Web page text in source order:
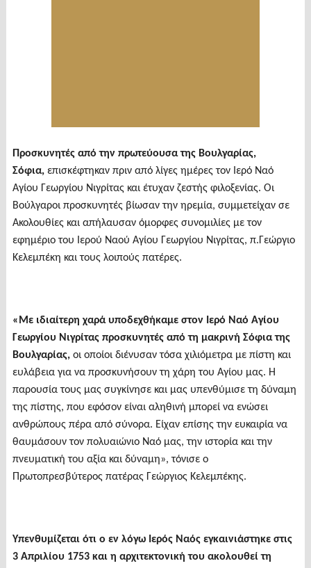
Προσκυνητές από την πρωτεύουσα της Βουλγαρίας,
Σόφια,επισκέφτηκαν πριν από λίγες ημέρες τον Ιερό Ναό
Αγίου Γεωργίου Νιγρίτας και έτυχαν ζεστής φιλοξενίας. Οι
Βούλγαροι προσκυνητές βίωσαν την ηρεμία, συμμετείχαν σε
Ακολουθίες και απήλαυσαν όμορφες συνομιλίες με τον
εφημέριο του Ιερού Ναού Αγίου Γεωργίου Νιγρίτας, π.Γεώργιο
Κελεμπέκη και τους λοιπούς πατέρες.
«Με ιδιαίτερη χαρά υποδεχθήκαμε στον Ιερό Ναό Αγίου
Γεωργίου Νιγρίτας προσκυνητές από τη μακρινή Σόφια της
Βουλγαρίας,οι οποίοι διένυσαν τόσα χιλιόμετρα με πίστη και
ευλάβεια για να προσκυνήσουν τη χάρη του Αγίου μας. Η
παρουσία τους μας συγκίνησε και μας υπενθύμισε τη δύναμη
της πίστης, που εφόσον είναι αληθινή μπορεί να ενώσει
ανθρώπους πέρα από σύνορα. Είχαν επίσης την ευκαιρία να
θαυμάσουν τον πολυαιώνιο Ναό μας, την ιστορία και την
πνευματική του αξία και δύναμη», τόνισε ο
Πρωτοπρεσβύτερος πατέρας Γεώργιος Κελεμπέκης.
Υπενθυμίζεται ότι ο εν λόγω Ιερός Ναός εγκαινιάστηκε στις
3 Απριλίου 1753 και η αρχιτεκτονική του ακολουθεί τη